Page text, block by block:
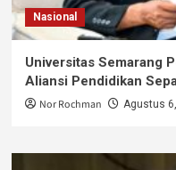
Nasional
Universitas Semarang
Aliansi Pendidikan
Nor Rochman Agustus